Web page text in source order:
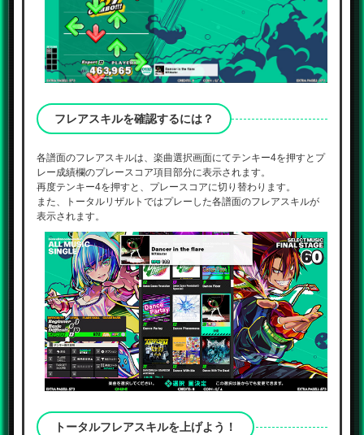
フレアスキルを確認するには？
各譜面のフレアスキルは、楽曲選択画面にてテンキー4を押すとプ
レー成績欄のプレースコア項目部分に表示されます。
再度テンキー4を押すと、プレースコアに切り替わります。
また、トータルリザルトではプレーした各譜面のフレアスキルが
表示されます。
トータルフレアスキルを上げよう！